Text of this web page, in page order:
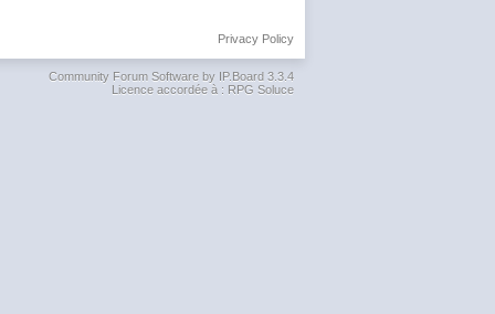
Privacy Policy
Community Forum Software by IP.Board 3.3.4
Licence accordée à : RPG Soluce